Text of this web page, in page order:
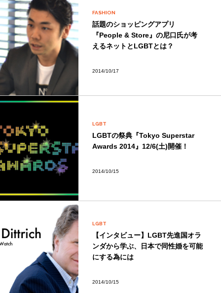
FASHION
話題のショッピングアプリ
『People & Store』の尼口氏が考
えるネットとLGBTとは？
2014/10/17
LGBT
LGBTの祭典『Tokyo Superstar
Awards 2014』12/6(土)開催！
2014/10/15
LGBT
【インタビュー】LGBT先進国オラ
ンダから学ぶ、日本で同性婚を可能
にする為には
2014/10/15